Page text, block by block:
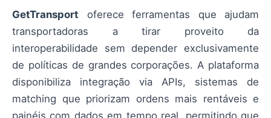
GetTransport oferece ferramentas que ajudam
transportadoras a tirar proveito da
interoperabilidade sem depender exclusivamente
de políticas de grandes corporações. A plataforma
disponibiliza integração via APIs, sistemas de
matching que priorizam ordens mais rentáveis e
painéis com dados em tempo real, permitindo que